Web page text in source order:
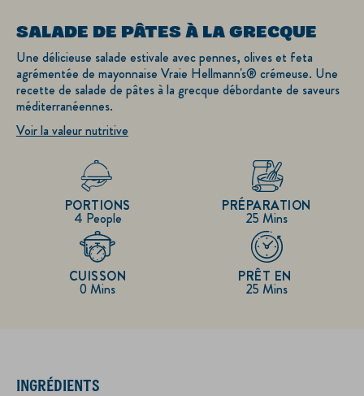
SALADE DE PÂTES À LA GRECQUE
Une délicieuse salade estivale avec pennes, olives et feta
agrémentée de mayonnaise Vraie Hellmann's® crémeuse. Une
recette de salade de pâtes à la grecque débordante de saveurs
méditerranéennes.
Voir la valeur nutritive
4 People
PORTIONS
25 Mins
PRÉPARATION
0 Mins
CUISSON
25 Mins
PRÊT EN
INGRÉDIENTS